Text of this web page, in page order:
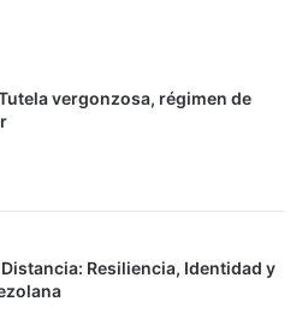
vergonzosa, régimen de
Resiliencia, Identidad y